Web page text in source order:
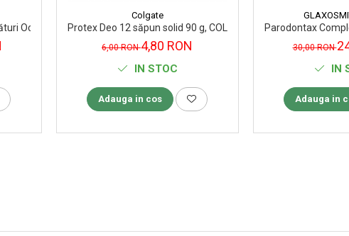
Oculare 10 ml
Colgate
Protex Deo 12 săpun solid 90 g, COLGATE PALMOLIVE
6,00 RON4,80 RON
IN STOC
Adauga in cos
Parodontax
30,00 RON
IN
Adauga in